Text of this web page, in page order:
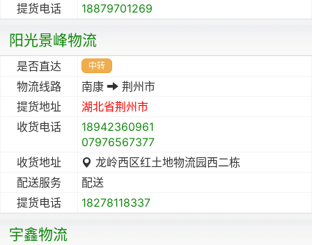
提货电话
18879701269
阳光景峰物流
是否直达 中转
物流线路 南康
荆州市
提货地址
湖北省荆州市
收货电话
18942360961
07976567377
收货地址
龙岭西区红土地物流园西二栋
配送服务
配送
提货电话
18278118337
宇鑫物流